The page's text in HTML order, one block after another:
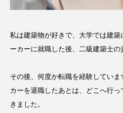
私は建築物が好きで、大学では建
ーカーに就職した後、二級建築士の
その後、何度か転職を経験してい
カーを退職したあとは、どこへ行
きました。